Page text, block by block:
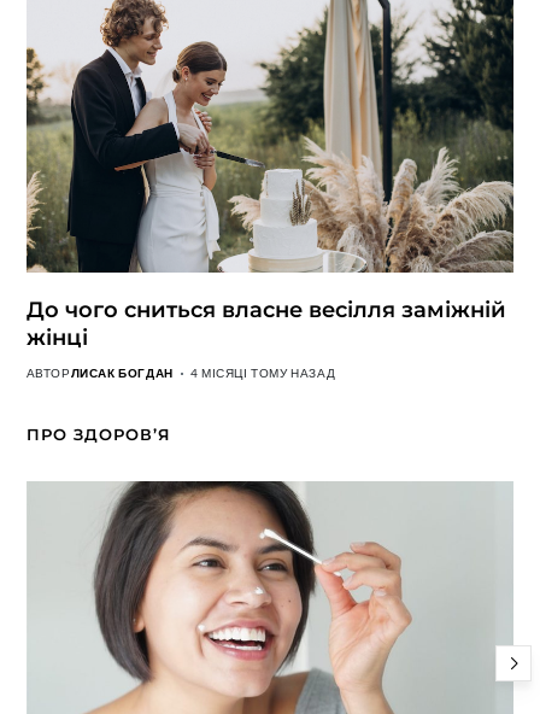
До чого сниться власне весілля заміжній
жінці
АВТОРЛИСАК БОГДАН 4 МІСЯЦІ ТОМУ НАЗАД
ПРО ЗДОРОВ’Я